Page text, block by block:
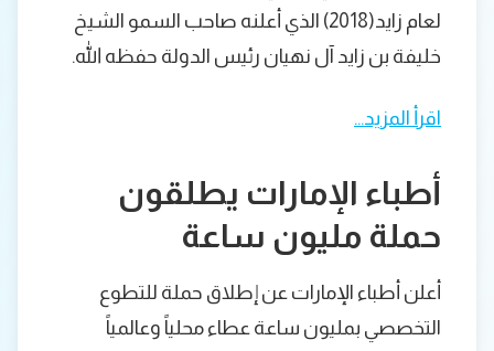
لعام زايد(2018) الذي أعلنه صاحب السمو الشيخ
خليفة بن زايد آل نهيان رئيس الدولة حفظه الله.
اقرأ المزيد…
أطباء الإمارات يطلقون
حملة مليون ساعة
أعلن أطباء الإمارات عن إطلاق حملة للتطوع
التخصصي بمليون ساعة عطاء محلياً وعالمياً